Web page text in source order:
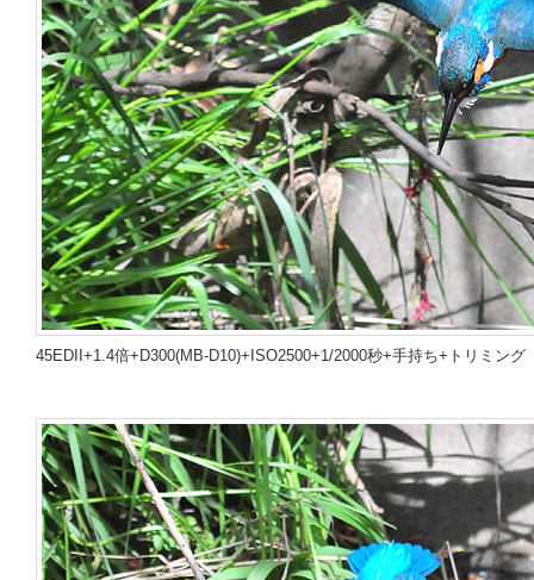
45EDII+1.4倍+D300(MB-D10)+ISO2500+1/2000秒+手持ち+トリミング